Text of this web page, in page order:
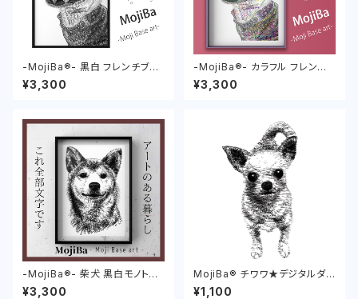
-MojiBa®︎- 黒白 フレンチブル
ドッグポスター (French Bulld
og Poster)
¥3,300
-MojiBa®︎- カラフル フレンチ
ブルドッグポスター (French Bu
lldog Poster)
¥3,300
-MojiBa®︎- 柴犬 黒白モノトー
ン (Shibainu Poster)
¥3,300
MojiBa®︎ チワワ★デジタルダウ
ンロード Chihuahua
¥1,100